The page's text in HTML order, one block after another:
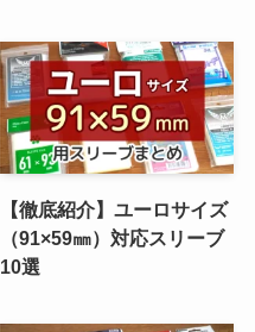
【徹底紹介】ユーロサイズ
（91×59㎜）対応スリーブ
10選